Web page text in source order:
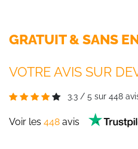
GRATUIT & SANS
VOTRE AVIS SUR
3.3 / 5 sur 448
Voir les 448 avis